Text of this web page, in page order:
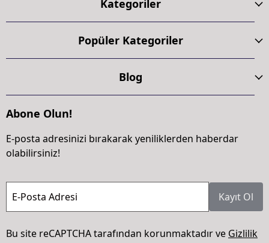
Kategoriler
Popüler Kategoriler
Blog
Abone Olun!
E-posta adresinizi bırakarak yeniliklerden haberdar
olabilirsiniz!
E-Posta Adresi Kayıt Ol
Bu site reCAPTCHA tarafından korunmaktadır ve Gizlilik